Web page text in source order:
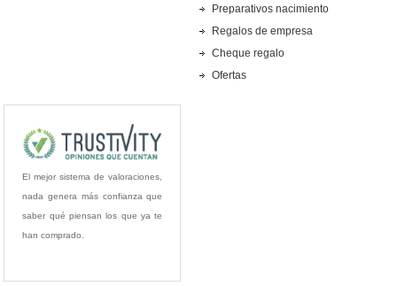
Preparativos nacimiento
Regalos de empresa
Cheque regalo
Ofertas
El mejor sistema de valoraciones,
nada genera más confianza que
saber qué piensan los que ya te
han comprado.